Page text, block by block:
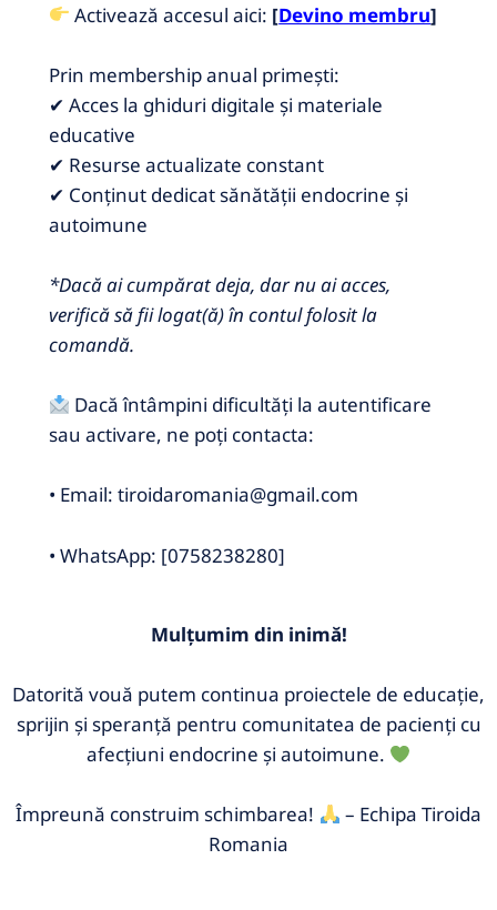
Activează accesul aici: [Devino membru]
Prin membership anual primești:
✔ Acces la ghiduri digitale și materiale
educative
✔ Resurse actualizate constant
✔ Conținut dedicat sănătății endocrine și
autoimune
*Dacă ai cumpărat deja, dar nu ai acces,
verifică să fii logat(ă) în contul folosit la
comandă.
Dacă întâmpini dificultăți la autentificare
sau activare, ne poți contacta:
• Email: tiroidaromania@gmail.com
• WhatsApp: [0758238280]
Mulțumim din inimă!
Datorită vouă putem continua proiectele de educație,
sprijin și speranță pentru comunitatea de pacienți cu
afecțiuni endocrine și autoimune.
Împreună construim schimbarea!
– Echipa Tiroida
Romania